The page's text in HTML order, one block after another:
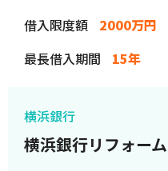
借入限度額
2000万円
最長借入期間
15年
横浜銀行
横浜銀行リフォー